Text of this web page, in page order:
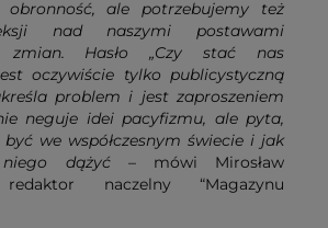
ale potrzebujemy też
nad naszymi postawami
Hasło „Czy stać nas
oczywiście tylko publicystyczną
problem i jest zaproszeniem
neguje idei pacyfizmu, ale pyta,
we współczesnym świecie i jak
dążyć– mówi Mirosław
redaktor naczelny “Magazynu